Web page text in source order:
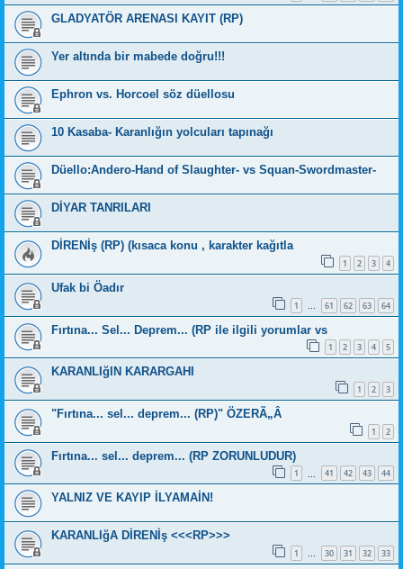
GLADYATÖR ARENASI KAYIT (RP)
Yer altında bir mabede doğru!!!
Ephron vs. Horcoel söz düellosu
10 Kasaba- Karanlığın yolcuları tapınağı
Düello:Andero-Hand of Slaughter- vs Squan-Swordmaster-
DİYAR TANRILARI
DİRENİş (RP) (kısaca konu , karakter kağıtla
1 2 3 4
Ufak bi Öadır
1 … 61 62 63 64
Fırtına... Sel... Deprem... (RP ile ilgili yorumlar vs
1 2 3 4 5
KARANLIğIN KARARGAHI
1 2 3
"Fırtına... sel... deprem... (RP)" ÖZERÃ„Â
1 2
Fırtına... sel... deprem... (RP ZORUNLUDUR)
1 41 42 43 44
YALNIZ VE KAYIP İLYAMAİN!
KARANLIğA DİRENİş <<<RP>>>
1 … 30 31 32 33